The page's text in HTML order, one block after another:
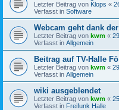
Letzter Beitrag von Klops «
Verfasst in Software
Webcam geht dank
Letzter Beitrag von kwm «
Verfasst in Allgemein
Beitrag auf TV-Halle
Letzter Beitrag von kwm «
Verfasst in Allgemein
wiki ausgeblendet
Letzter Beitrag von kwm «
Verfasst in Freifunk Halle